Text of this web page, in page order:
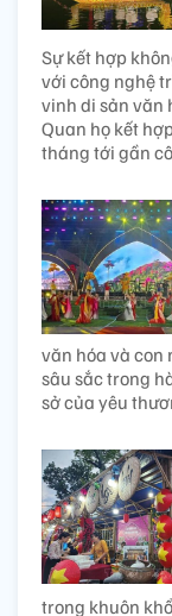
Sự kết hợp
với công nghệ
vinh di sản văn
Quan họ kết
tháng tới gần
văn hóa và con
sâu sắc trong
sở của yêu
trong khuôn